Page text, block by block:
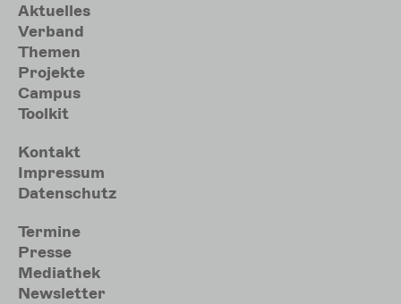
Hauptnavigation
Aktuelles
Verband
Themen
Projekte
Campus
Toolkit
Meta
Kontakt
Impressum
Datenschutz
Sekundärmenu
Termine
Presse
Mediathek
Newsletter